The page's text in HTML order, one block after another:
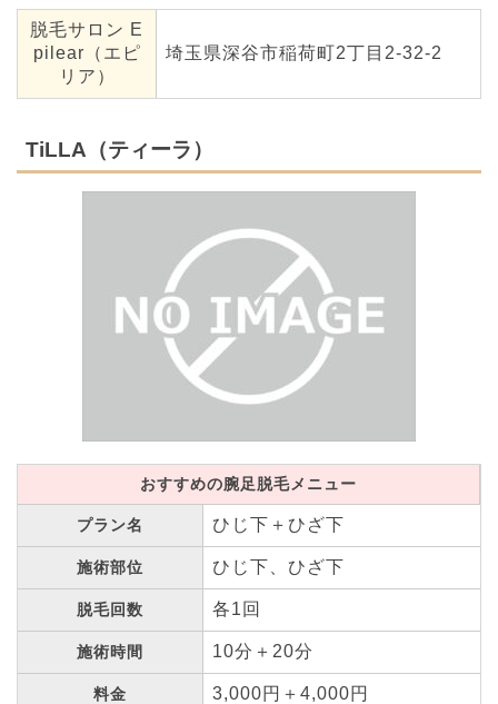
脱毛サロン E
pilear（エピ
リア）
埼玉県深谷市稲荷町2丁目2-32-2
TiLLA（ティーラ）
おすすめの腕足脱毛メニュー
プラン名 ひじ下＋ひざ下
施術部位 ひじ下、ひざ下
脱毛回数 各1回
施術時間 10分＋20分
料金 3,000円＋4,000円